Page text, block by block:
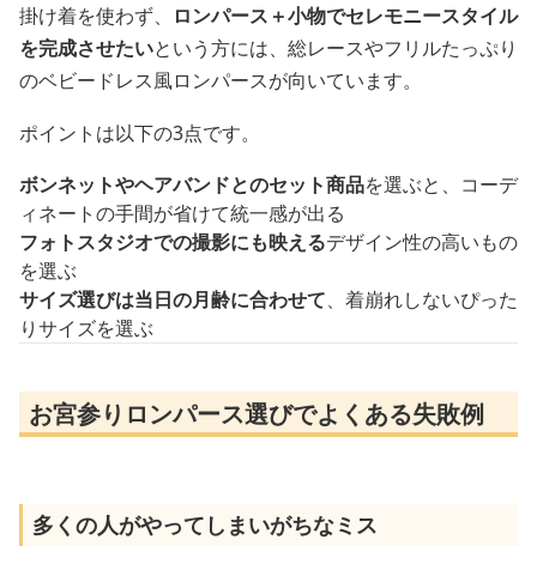
掛け着を使わず、
ロンパース＋小物でセレモニースタイル
を完成させたいという方には、総レースやフリルたっぷり
のベビードレス風ロンパースが向いています。
ポイントは以下の3点です。
ボンネットやヘアバンドとのセット商品を選ぶと、コーデ
ィネートの手間が省けて統一感が出る
フォトスタジオでの撮影にも映えるデザイン性の高いもの
を選ぶ
サイズ選びは当日の月齢に合わせて、着崩れしないぴった
りサイズを選ぶ
お宮参りロンパース選びでよくある失敗例
多くの人がやってしまいがちなミス